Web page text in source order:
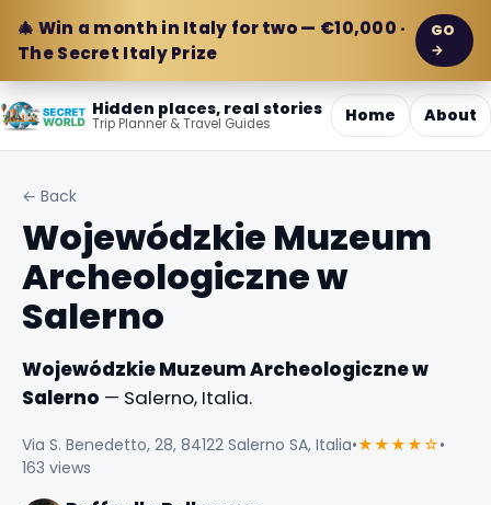
🎄 Win a month in Italy for two — €10,000 ·
The Secret Italy Prize
GO
→
Hidden places, real stories
Trip Planner & Travel Guides Home About
← Back
Wojewódzkie Muzeum
Archeologiczne w
Salerno
Wojewódzkie Muzeum Archeologiczne w
Salerno — Salerno, Italia.
Via S. Benedetto, 28, 84122 Salerno SA, Italia•★★★★☆•
163 views